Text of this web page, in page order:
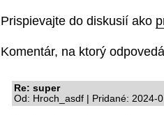
Prispievajte do diskusií ako
Komentár, na ktorý
Re: super
Od: Hroch_asdf | Pridané: 2024-